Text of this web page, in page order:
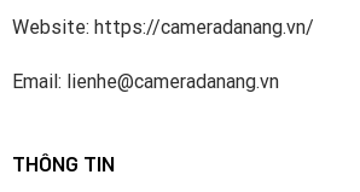
ninh hàng đầu thế giới được xếp hạng
Website: https://cameradanang.vn/
Email: lienhe@cameradanang.vn
THÔNG TIN